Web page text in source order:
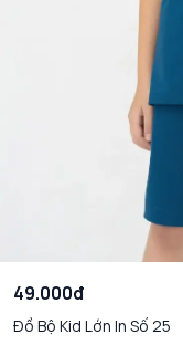
49.000đ
Đồ Bộ Kid Lớn In Số 25